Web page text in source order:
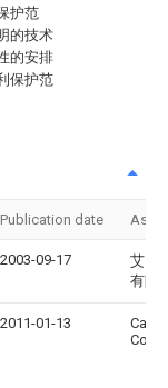
护范
的技术
的安排
保护范
Publication date
2003-09-17
艾比
有限
2011-01-13